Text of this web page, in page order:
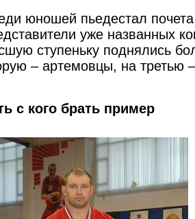
юношей пьедестал
уже названных
ступеньку поднялись
– артемовцы, на третью
с кого брать пример